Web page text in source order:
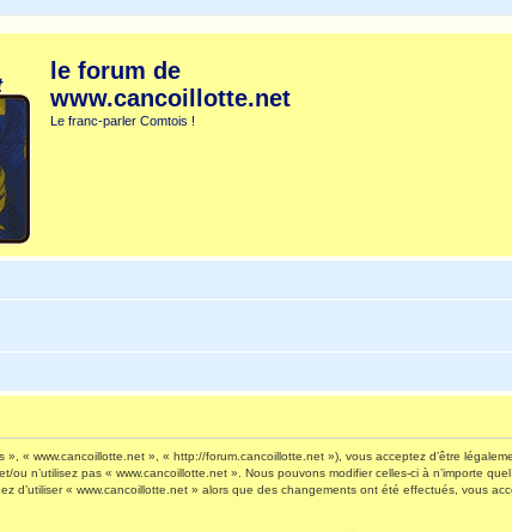
le forum de
www.cancoillotte.net
Le franc-parler Comtois !
« www.cancoillotte.net », « http://forum.cancoillotte.net »), vous acceptez d’être
n’utilisez pas « www.cancoillotte.net ». Nous pouvons modifier celles-ci à n’importe
d’utiliser « www.cancoillotte.net » alors que des changements ont été effectués, vous